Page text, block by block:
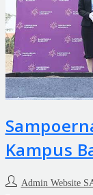
Kampus
Admin Website